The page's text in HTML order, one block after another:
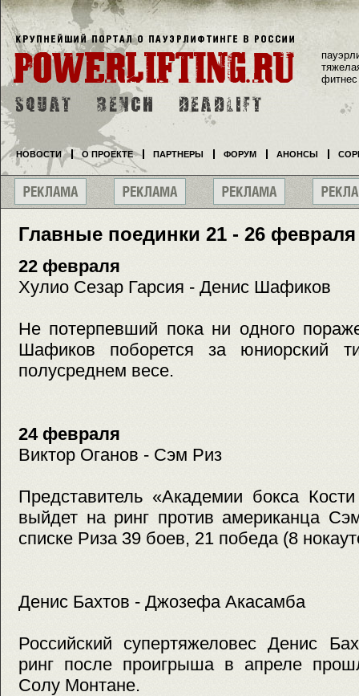
Главные поединки 21 - 26 февраля
22 февраля
Хулио Сезар Гарсия - Денис Шафиков
Не потерпевший пока ни одного
Шафиков поборется за юниорский
полусреднем весе.
24 февраля
Виктор Оганов - Сэм Риз
Представитель «Академии бокса
выйдет на ринг против американца
списке Риза 39 боев, 21 победа (8
Денис Бахтов - Джозефа Акасамба
Российский супертяжеловес Денис
ринг после проигрыша в апреле
Солу Монтане.
фитнес
НОВОСТИ О ПРОЕКТЕ ПАРТНЕРЫ ФОРУМ АНОНСЫ